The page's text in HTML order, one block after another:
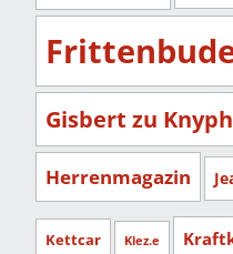
Gisbert zu
Herrenmagazin
Kettcar Klez.e